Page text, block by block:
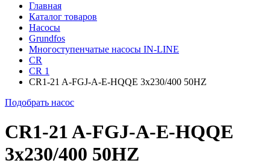
Главная
Каталог товаров
Насосы
Grundfos
Многоступенчатые насосы IN-LINE
CR
CR 1
CR1-21 A-FGJ-A-E-HQQE 3x230/400 50HZ
Подобрать насос
CR1-21 A-FGJ-A-E-HQQE
3x230/400 50HZ